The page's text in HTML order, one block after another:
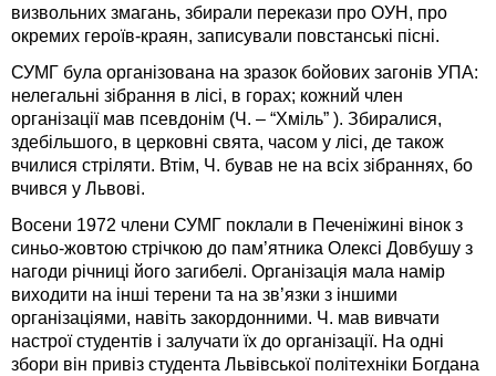
визвольних змагань, збирали перекази про ОУН, про
окремих героїв-краян, записували повстанські пісні.
СУМГ була організована на зразок бойових загонів УПА:
нелегальні зібрання в лісі, в горах; кожний член
організації мав псевдонім (Ч. – “Хміль” ). Збиралися,
здебільшого, в церковні свята, часом у лісі, де також
вчилися стріляти. Втім, Ч. бував не на всіх зібраннях, бо
вчився у Львові.
Восени 1972 члени СУМГ поклали в Печеніжині вінок з
синьо-жовтою стрічкою до пам’ятника Олексі Довбушу з
нагоди річниці його загибелі. Організація мала намір
виходити на інші терени та на зв’язки з іншими
організаціями, навіть закордонними. Ч. мав вивчати
настрої студентів і залучати їх до організації. На одні
збори він привіз студента Львівської політехніки Богдана